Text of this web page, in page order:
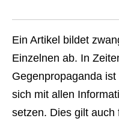
Ein Artikel bildet
Einzelnen ab. In
Gegenpropaganda
sich mit allen
setzen. Dies gilt auch